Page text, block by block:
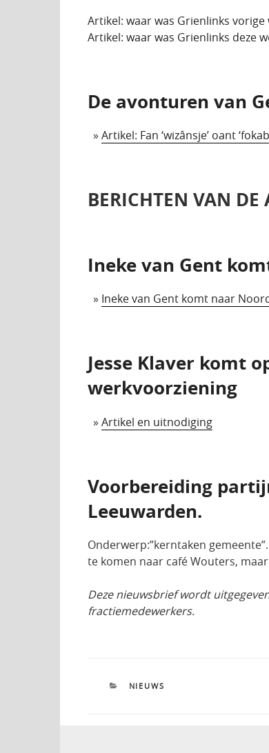
Artikel: waar was Grienlinks vorige
Artikel: waar was Grienlinks deze
De avonturen van
»Artikel: Fan ‘wizânsje’ oant
BERICHTEN VAN DE
Ineke van Gent
» Ineke van Gent komt naar
Jesse Klaver komt
werkvoorziening
»Artikel en uitnodiging
Voorbereiding
Leeuwarden.
Onderwerp:”kerntaken
te komen naar café Wouters,
Deze nieuwsbrief wordt
fractiemedewerkers.
CATEGORIEËN
NIEUWS